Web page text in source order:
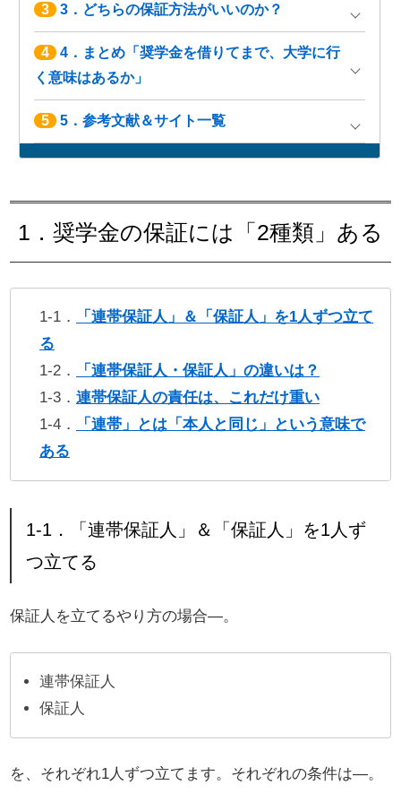
3 3．どちらの保証方法がいいのか？
4
4．まとめ「奨学金を借りてまで、大学に行
く意味はあるか」
5 5．参考文献＆サイト一覧
1．奨学金の保証には「2種類」ある
1-1．
「連帯保証人」＆「保証人」を1人ずつ立て
る
1-2．
「連帯保証人・保証人」の違いは？
1-3． 連帯保証人の責任は、これだけ重い
1-4．
「連帯」とは「本人と同じ」という意味で
ある
1-1．「連帯保証人」＆「保証人」を1人ず
つ立てる
保証人を立てるやり方の場合―。
連帯保証人
保証人
を、それぞれ1人ずつ立てます。それぞれの条件は―。